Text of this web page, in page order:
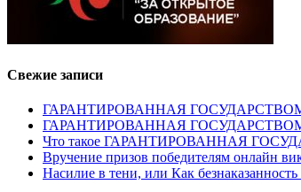
Свежие записи
ГАРАНТИРОВАННАЯ ГОСУДАРСТВОМ
ГАРАНТИРОВАННАЯ
Что такое ГАРАНТИРОВАННАЯ
Вручение призов победителям онлайн
Насилие в тени, или Как